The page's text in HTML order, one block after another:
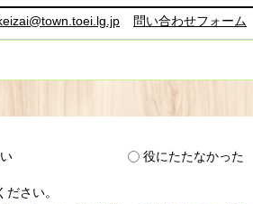
問い合わせフォーム
役にたたなかった
さい。